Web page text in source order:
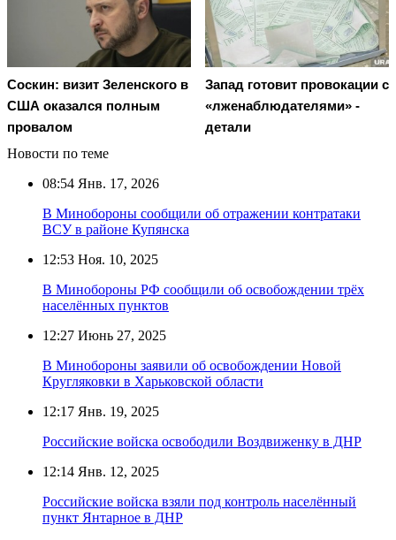
Соскин: визит Зеленского в
США оказался полным
провалом
Запад готовит провокации с
«лженаблюдателями» -
детали
Новости по теме
08:54 Янв. 17, 2026
В Минобороны сообщили об отражении контратаки
ВСУ в районе Купянска
12:53 Ноя. 10, 2025
В Минобороны РФ сообщили об освобождении трёх
населённых пунктов
12:27 Июнь 27, 2025
В Минобороны заявили об освобождении Новой
Кругляковки в Харьковской области
12:17 Янв. 19, 2025
Российские войска освободили Воздвиженку в ДНР
12:14 Янв. 12, 2025
Российские войска взяли под контроль населённый
пункт Янтарное в ДНР